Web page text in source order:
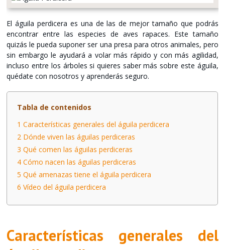
El águila perdicera es una de las de mejor tamaño que podrás
encontrar entre las especies de aves rapaces. Este tamaño
quizás le pueda suponer ser una presa para otros animales, pero
sin embargo le ayudará a volar más rápido y con más agilidad,
incluso entre los árboles si quieres saber más sobre este águila,
quédate con nosotros y aprenderás seguro.
Tabla de contenidos
1 Características generales del águila perdicera
2 Dónde viven las águilas perdiceras
3 Qué comen las águilas perdiceras
4 Cómo nacen las águilas perdiceras
5 Qué amenazas tiene el águila perdicera
6 Vídeo del águila perdicera
Características generales del